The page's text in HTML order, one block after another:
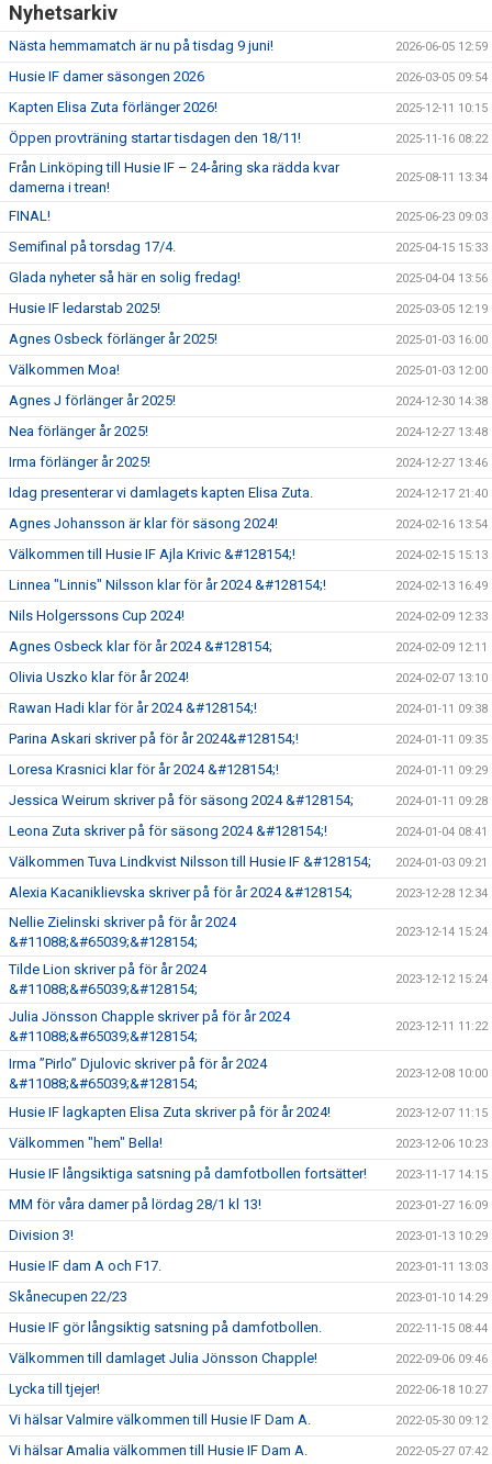
Nyhetsarkiv
Nästa hemmamatch är nu på tisdag 9 juni! 2026-06-05 12:59
Husie IF damer säsongen 2026 2026-03-05 09:54
Kapten Elisa Zuta förlänger 2026! 2025-12-11 10:15
Öppen provträning startar tisdagen den 18/11! 2025-11-16 08:22
Från Linköping till Husie IF – 24-åring ska rädda kvar
damerna i trean!
2025-08-11 13:34
FINAL! 2025-06-23 09:03
Semifinal på torsdag 17/4. 2025-04-15 15:33
Glada nyheter så här en solig fredag! 2025-04-04 13:56
Husie IF ledarstab 2025! 2025-03-05 12:19
Agnes Osbeck förlänger år 2025! 2025-01-03 16:00
Välkommen Moa! 2025-01-03 12:00
Agnes J förlänger år 2025! 2024-12-30 14:38
Nea förlänger år 2025! 2024-12-27 13:48
Irma förlänger år 2025! 2024-12-27 13:46
Idag presenterar vi damlagets kapten Elisa Zuta. 2024-12-17 21:40
Agnes Johansson är klar för säsong 2024! 2024-02-16 13:54
Välkommen till Husie IF Ajla Krivic &#128154;! 2024-02-15 15:13
Linnea "Linnis" Nilsson klar för år 2024 &#128154;! 2024-02-13 16:49
Nils Holgerssons Cup 2024! 2024-02-09 12:33
Agnes Osbeck klar för år 2024 &#128154; 2024-02-09 12:11
Olivia Uszko klar för år 2024! 2024-02-07 13:10
Rawan Hadi klar för år 2024 &#128154;! 2024-01-11 09:38
Parina Askari skriver på för år 2024&#128154;! 2024-01-11 09:35
Loresa Krasnici klar för år 2024 &#128154;! 2024-01-11 09:29
Jessica Weirum skriver på för säsong 2024 &#128154; 2024-01-11 09:28
Leona Zuta skriver på för säsong 2024 &#128154;! 2024-01-04 08:41
Välkommen Tuva Lindkvist Nilsson till Husie IF &#128154; 2024-01-03 09:21
Alexia Kacaniklievska skriver på för år 2024 &#128154; 2023-12-28 12:34
Nellie Zielinski skriver på för år 2024
&#11088;&#65039;&#128154;
2023-12-14 15:24
Tilde Lion skriver på för år 2024
&#11088;&#65039;&#128154;
2023-12-12 15:24
Julia Jönsson Chapple skriver på för år 2024
&#11088;&#65039;&#128154;
2023-12-11 11:22
Irma ”Pirlo” Djulovic skriver på för år 2024
&#11088;&#65039;&#128154;
2023-12-08 10:00
Husie IF lagkapten Elisa Zuta skriver på för år 2024! 2023-12-07 11:15
Välkommen "hem" Bella! 2023-12-06 10:23
Husie IF långsiktiga satsning på damfotbollen fortsätter! 2023-11-17 14:15
MM för våra damer på lördag 28/1 kl 13! 2023-01-27 16:09
Division 3! 2023-01-13 10:29
Husie IF dam A och F17. 2023-01-11 13:03
Skånecupen 22/23 2023-01-10 14:29
Husie IF gör långsiktig satsning på damfotbollen. 2022-11-15 08:44
Välkommen till damlaget Julia Jönsson Chapple! 2022-09-06 09:46
Lycka till tjejer! 2022-06-18 10:27
Vi hälsar Valmire välkommen till Husie IF Dam A. 2022-05-30 09:12
Vi hälsar Amalia välkommen till Husie IF Dam A. 2022-05-27 07:42